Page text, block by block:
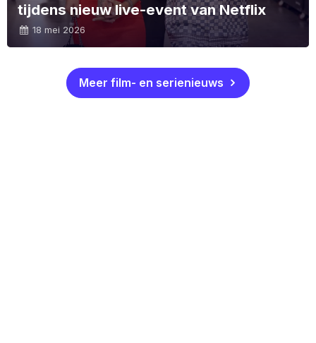
tijdens nieuw live-event van Netflix
18 mei 2026
Meer film- en serienieuws